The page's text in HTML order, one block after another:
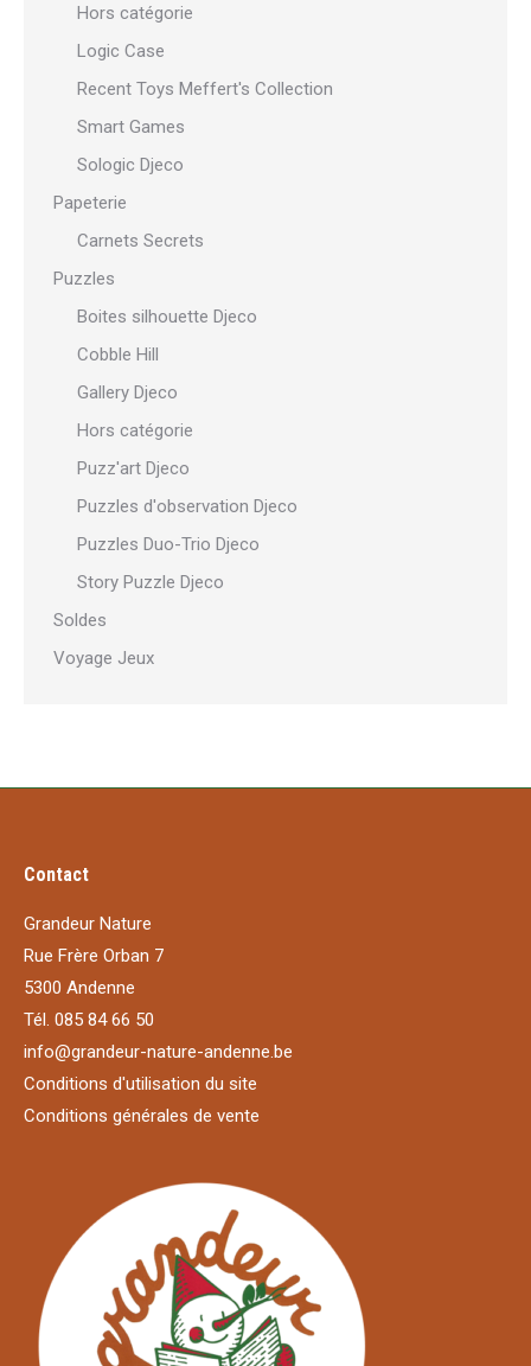
Hors catégorie
Logic Case
Recent Toys Meffert's Collection
Smart Games
Sologic Djeco
Papeterie
Carnets Secrets
Puzzles
Boites silhouette Djeco
Cobble Hill
Gallery Djeco
Hors catégorie
Puzz'art Djeco
Puzzles d'observation Djeco
Puzzles Duo-Trio Djeco
Story Puzzle Djeco
Soldes
Voyage Jeux
Contact
Grandeur Nature
Rue Frère Orban 7
5300 Andenne
Tél. 085 84 66 50
info@grandeur-nature-andenne.be
Conditions d'utilisation du site
Conditions générales de vente